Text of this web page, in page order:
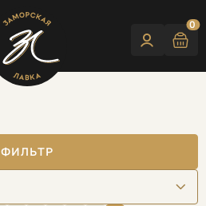
0
ФИЛЬТР